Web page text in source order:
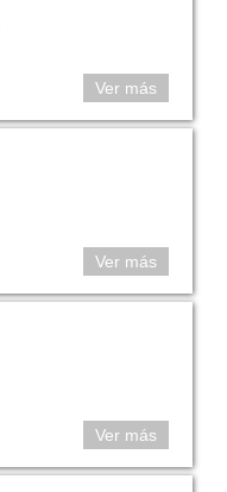
Ver más
Ver más
Ver más